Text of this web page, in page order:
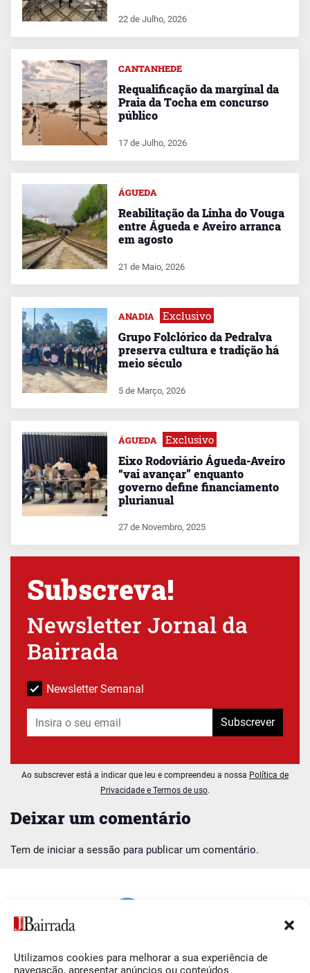
Utilizamos cookies para melhorar a sua experiência de
navegação, apresentar anúncios ou conteúdos
Deixar um comentário
Tem de iniciar a sessão para publicar um comentário.
22 de Julho, 2026
CANTANHEDE
Requalificação da marginal da
Praia da Tocha em concurso
público
17 de Julho, 2026
ÁGUEDA
Reabilitação da Linha do Vouga
entre Águeda e Aveiro arranca
em agosto
21 de Maio, 2026
ANADIA Exclusivo
Grupo Folclórico da Pedralva
preserva cultura e tradição há
meio século
5 de Março, 2026
ÁGUEDA Exclusivo
Eixo Rodoviário Águeda-Aveiro
“vai avançar” enquanto
governo define financiamento
plurianual
27 de Novembro, 2025
Subscreva!
Newsletter Jornal da
Bairrada
Newsletter Semanal
Subscrever
Ao subscrever está a indicar que leu e compreendeu a nossa Política de
Privacidade e Termos de uso.
Siga-nos O Jornal da Bairrada